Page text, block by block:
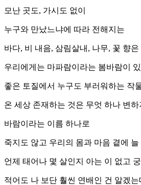
모난 곳도, 가시도 없이
누구와 만났느냐에 따라 전해지는
바다, 비 내음, 삼림살내, 나무, 꽃 향
우리에게는 마파람이라는 봄바람이
좋은 토질에서 누구도 부러워하는 작
온 세상 존재하는 것은 무엇 하나 변
바람이라는 이름 하나로
죽지도 않고 우리의 몸과 마음 곁에 늘
언제 태어나 몇 살인지 아는 이 없고
적어도 나 보단 훨씬 연배인 건 알겠는